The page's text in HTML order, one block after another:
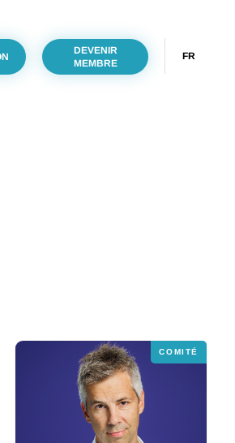
DEVENIR
MEMBRE
FR
COMITÉ